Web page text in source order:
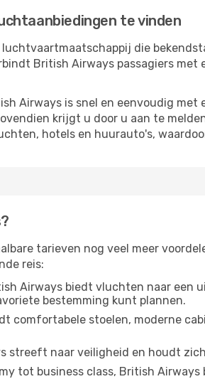
te vinden
die
British Airways passagiers met
Airways is snel en eenvoudig met
krijgt u door u aan te
hotels en huurauto's,
tarieven nog veel meer
reis:
Airways biedt vluchten naar een
bestemming kunt plannen.
comfortabele stoelen, moderne
streeft naar veiligheid en houdt
tot business class, British